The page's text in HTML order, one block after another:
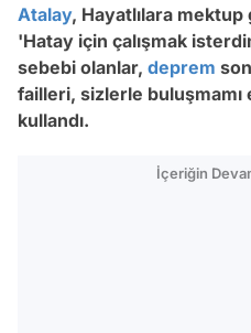
Atalay, Hayatlılara
'Hatay için çalışmak
sebebi olanlar, deprem
failleri, sizlerle
kullandı.
İçeriğin